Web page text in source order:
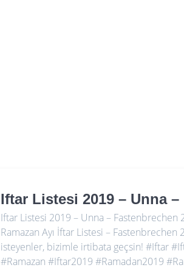
Iftar Listesi 2019 – Unna
Iftar Listesi 2019 – Unna – Fastenbrechen
Ramazan Ayı İftar Listesi –
isteyenler, bizimle irtibata geçsin! #Iftar
#Ramazan #Iftar2019 #Ramadan2019